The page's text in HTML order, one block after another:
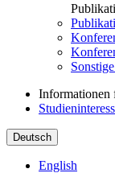
Informationen
Deutsch
English